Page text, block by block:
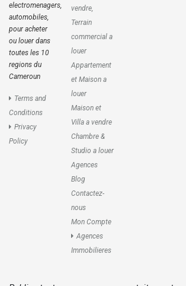
electromenagers,
automobiles,
pour acheter
ou louer dans
toutes les 10
regions du
Cameroun
Terms and
Conditions
Privacy
Policy
vendre,
Terrain
commercial a
louer
Appartement
et Maison a
louer
Maison et
Villa a vendre
Chambre &
Studio a louer
Agences
Blog
Contactez-
nous
Mon Compte
Agences
Immobilieres